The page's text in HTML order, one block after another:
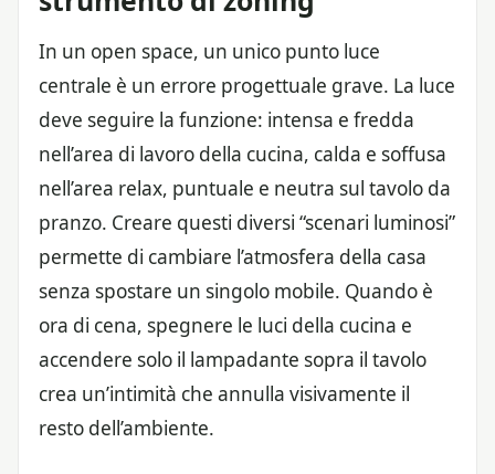
In un open space, un unico punto luce
centrale è un errore progettuale grave. La luce
deve seguire la funzione: intensa e fredda
nell’area di lavoro della cucina, calda e soffusa
nell’area relax, puntuale e neutra sul tavolo da
pranzo. Creare questi diversi “scenari luminosi”
permette di cambiare l’atmosfera della casa
senza spostare un singolo mobile. Quando è
ora di cena, spegnere le luci della cucina e
accendere solo il lampadante sopra il tavolo
crea un’intimità che annulla visivamente il
resto dell’ambiente.